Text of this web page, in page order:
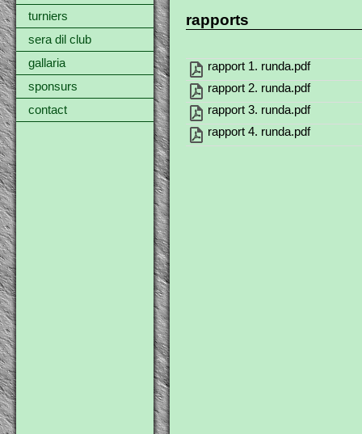
turniers
sera dil club
gallaria
sponsurs
contact
rapports
rapport 1. runda.pdf
rapport 2. runda.pdf
rapport 3. runda.pdf
rapport 4. runda.pdf